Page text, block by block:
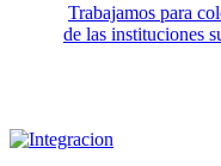
Trabajamos para
de las instituciones